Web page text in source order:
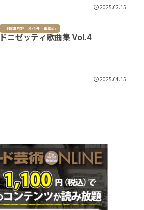
2025.02.15
［新譜月評］オペラ／声楽曲
ドニゼッティ歌曲集 Vol.4
2025.04.15